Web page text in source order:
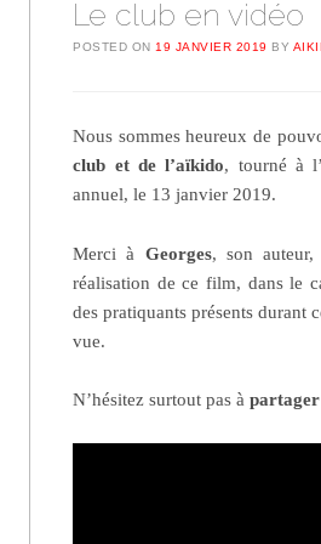
Le club en vidéo
POSTED ON19 JANVIER 2019 BY
Nous sommes heureux de
club et de l’aïkido, tourné à
annuel, le 13 janvier 2019.
Merci à Georges, son
réalisation de ce film, dans le
des pratiquants présents durant
vue.
N’hésitez surtout pas à